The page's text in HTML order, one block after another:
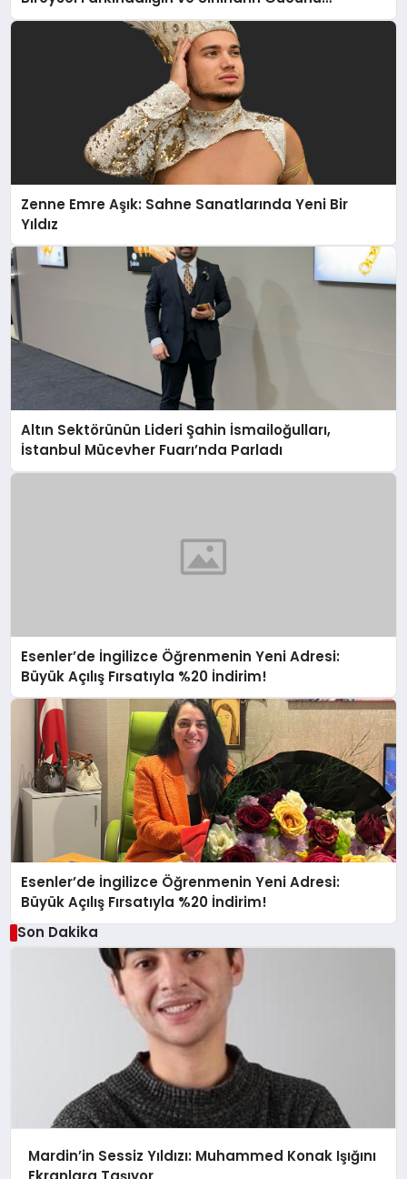
Anlatıyor
Zenne Emre Aşık: Sahne Sanatlarında Yeni Bir
Yıldız
Altın Sektörünün Lideri Şahin İsmailoğulları,
İstanbul Mücevher Fuarı’nda Parladı ￼
Esenler’de İngilizce Öğrenmenin Yeni Adresi:
Büyük Açılış Fırsatıyla %20 İndirim!
Esenler’de İngilizce Öğrenmenin Yeni Adresi:
Büyük Açılış Fırsatıyla %20 İndirim!
Son Dakika
Mardin’in Sessiz Yıldızı: Muhammed Konak Işığını